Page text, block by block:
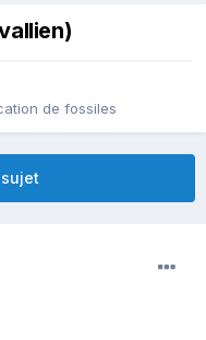
de fossiles